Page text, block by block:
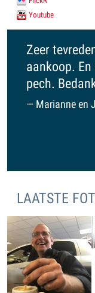
Youtube
over het
pech.
Jacques,
LAATSTE